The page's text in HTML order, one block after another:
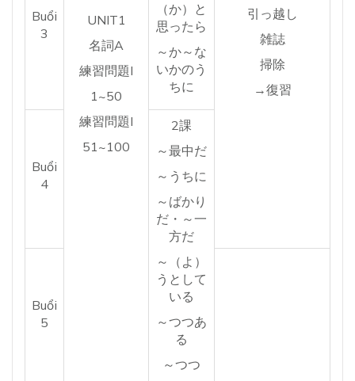
UNIT1
名詞A
練習問題I
1~50
練習問題I
51~100
（か）と
思ったら
～か～な
いかのう
ちに
引っ越し
雑誌
掃除
→復習
Buổi
3
Buổi
4
2課
～最中だ
～うちに
～ばかり
だ・～一
方だ
～（よ）
うとして
いる
～つつあ
る
～つつ
Buổi
5